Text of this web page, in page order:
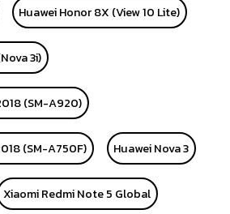
Huawei Honor 8X (View 10 Lite)
3i)
(SM-A920)
(SM-A750F) Huawei Nova 3
Xiaomi Redmi Note 5 Global